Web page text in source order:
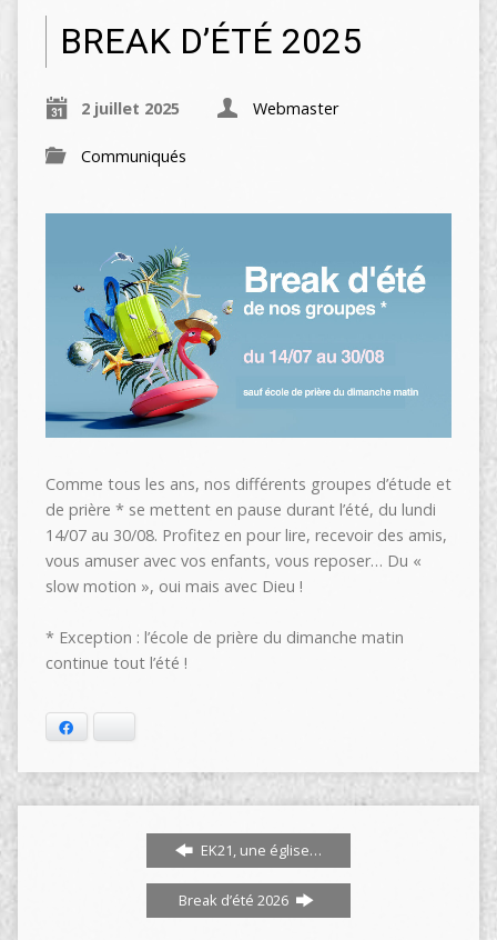
BREAK D’ÉTÉ 2025
2 juillet 2025 Webmaster
Communiqués
Comme tous les ans, nos différents groupes d’étude et
de prière * se mettent en pause durant l’été, du lundi
14/07 au 30/08. Profitez en pour lire, recevoir des amis,
vous amuser avec vos enfants, vous reposer… Du «
slow motion », oui mais avec Dieu !
* Exception : l’école de prière du dimanche matin
continue tout l’été !
EK21, une église…
Break d’été 2026